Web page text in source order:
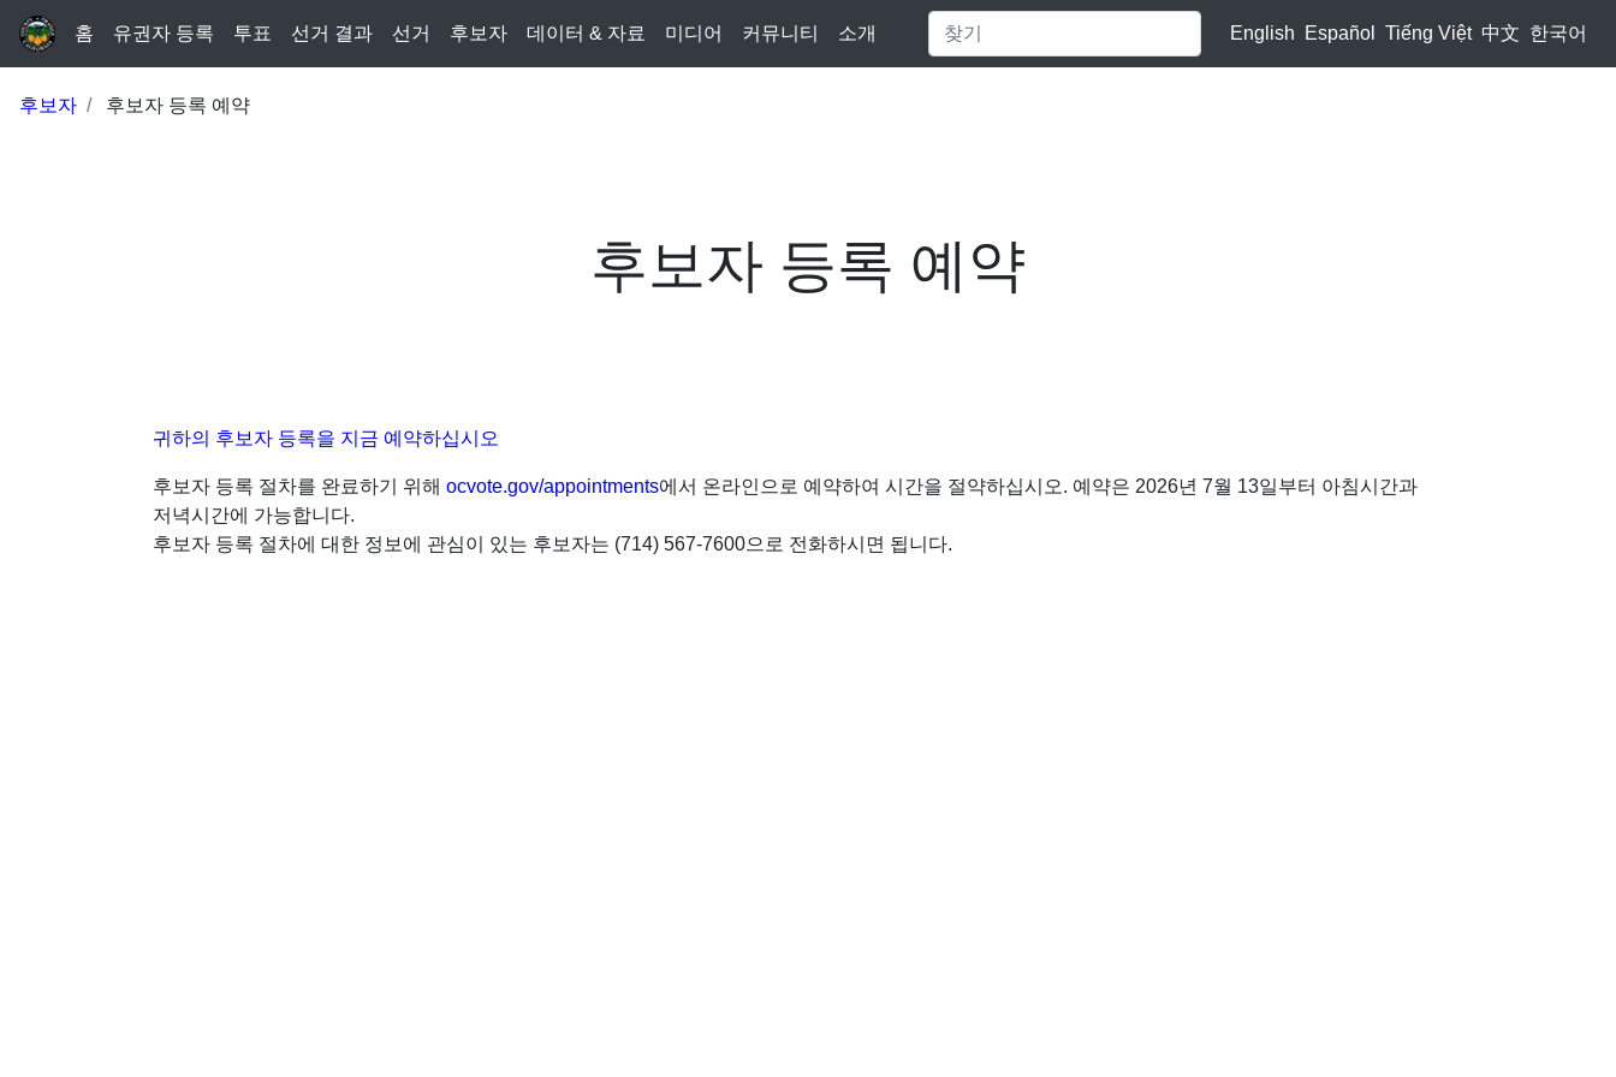
홈 유권자 등록 투표 선거 결과 선거 후보자 데이터 & 자료 미디어 커뮤니티 소개 English Español Tiếng Việt 中文 한국어
후보자 후보자 등록 예약
후보자 등록 예약
귀하의 후보자 등록을 지금 예약하십시오
후보자 등록 절차를 완료하기 위해 ocvote.gov/appointments에서 온라인으로 예약하여 시간을 절약하십시오. 예약은 2026년 7월 13일부터 아침시간과
저녁시간에 가능합니다.
후보자 등록 절차에 대한 정보에 관심이 있는 후보자는 (714) 567-7600으로 전화하시면 됩니다.